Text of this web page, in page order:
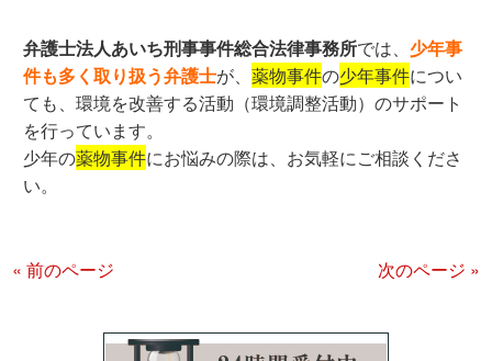
弁護士法人あいち刑事事件総合法律事務所では、少年事
件も多く取り扱う弁護士が、薬物事件の少年事件につい
ても、環境を改善する活動（環境調整活動）のサポート
を行っています。
少年の薬物事件にお悩みの際は、お気軽にご相談くださ
い。
« 前のページ 次のページ »